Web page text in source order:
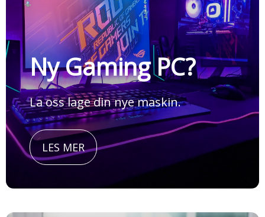
Ny Gaming PC?
La oss lage din nye maskin.
LES MER